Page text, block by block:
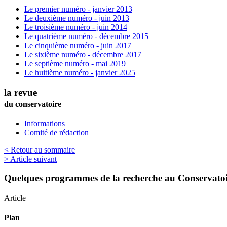
Le premier numéro - janvier 2013
Le deuxième numéro - juin 2013
Le troisième numéro - juin 2014
Le quatrième numéro - décembre 2015
Le cinquième numéro - juin 2017
Le sixième numéro - décembre 2017
Le septième numéro - mai 2019
Le huitième numéro - janvier 2025
la revue
du conservatoire
Informations
Comité de rédaction
< Retour au sommaire
> Article suivant
Quelques programmes de la recherche au
Article
Plan